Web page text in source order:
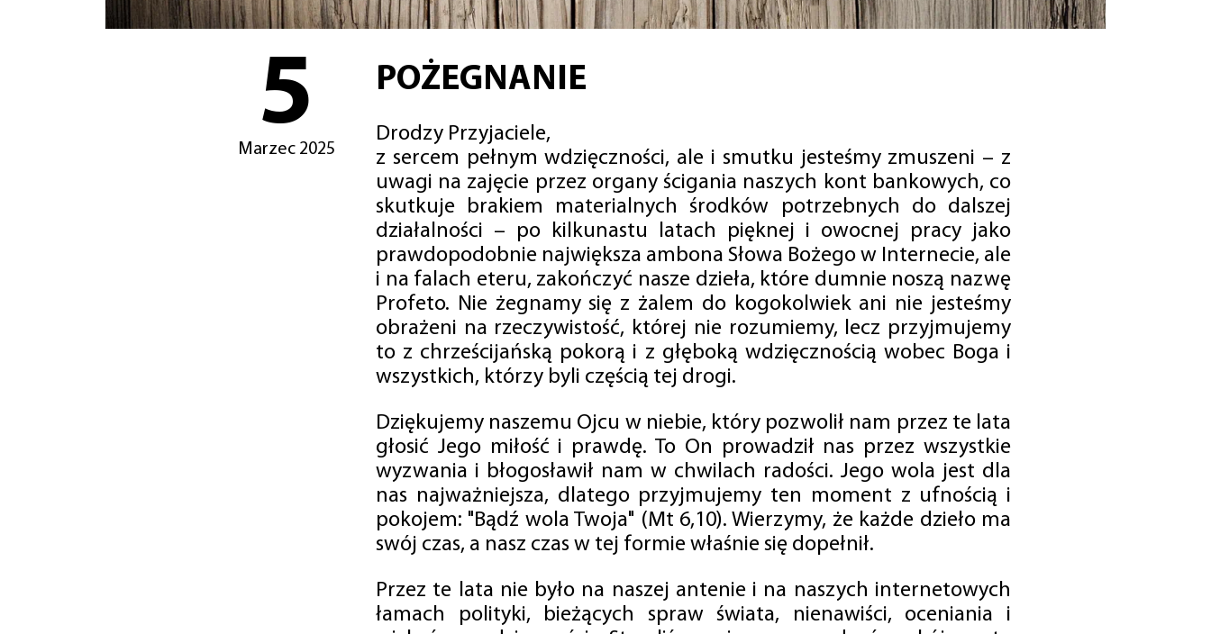
5
Marzec 2025
POŻEGNANIE
Drodzy Przyjaciele,
z sercem pełnym wdzięczności, ale i smutku jesteśmy zmuszeni – z
uwagi na zajęcie przez organy ścigania naszych kont bankowych, co
skutkuje brakiem materialnych środków potrzebnych do dalszej
działalności – po kilkunastu latach pięknej i owocnej pracy jako
prawdopodobnie największa ambona Słowa Bożego w Internecie, ale
i na falach eteru, zakończyć nasze dzieła, które dumnie noszą nazwę
Profeto. Nie żegnamy się z żalem do kogokolwiek ani nie jesteśmy
obrażeni na rzeczywistość, której nie rozumiemy, lecz przyjmujemy
to z chrześcijańską pokorą i z głęboką wdzięcznością wobec Boga i
wszystkich, którzy byli częścią tej drogi.
Dziękujemy naszemu Ojcu w niebie, który pozwolił nam przez te lata
głosić Jego miłość i prawdę. To On prowadził nas przez wszystkie
wyzwania i błogosławił nam w chwilach radości. Jego wola jest dla
nas najważniejsza, dlatego przyjmujemy ten moment z ufnością i
pokojem: "Bądź wola Twoja" (Mt 6,10). Wierzymy, że każde dzieło ma
swój czas, a nasz czas w tej formie właśnie się dopełnił.
Przez te lata nie było na naszej antenie i na naszych internetowych
łamach polityki, bieżących spraw świata, nienawiści, oceniania i